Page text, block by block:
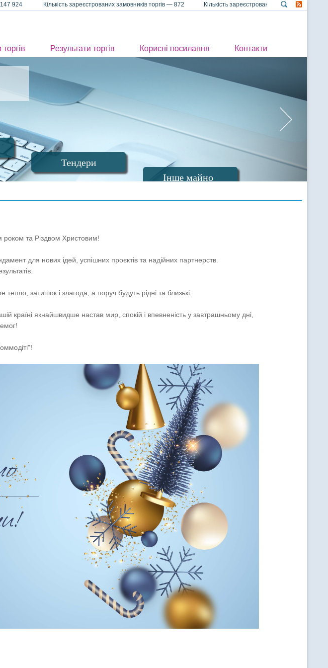
924 Кількість зареєстрованих замовників торгів — 872 Кількість зареєстрованих учасників
Результати торгів Корисні посилання Контакти
Тендери Інше майно
та Різдвом Христовим!
для нових ідей, успішних проєктів та надійних партнерств.
затишок і злагода, а поруч будуть рідні та близькі.
країні якнайшвидше настав мир, спокій і впевненість у завтрашньому дні,